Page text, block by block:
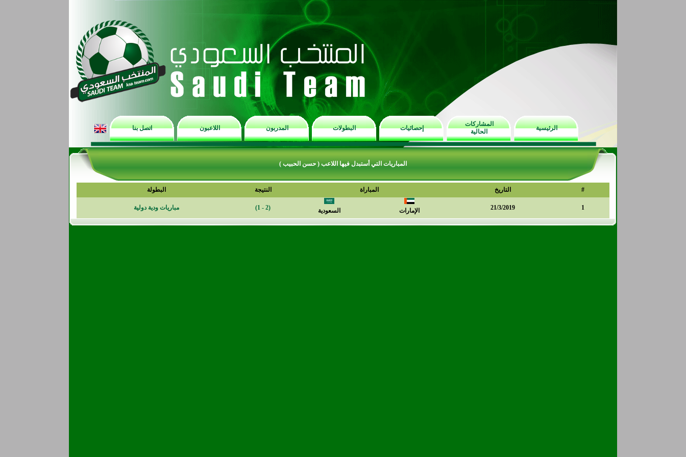
الرئيسية
المشاركات
الحالية
إحصائيات البطولات المدربون اللاعبون اتصل بنا
المباريات التي أستبدل فيها اللاعب ( حسن الحبيب )
# التاريخ المباراة النتيجة البطولة
1
21/3/2019 الإمارات السعودية (2 - 1) مباريات ودية دولية